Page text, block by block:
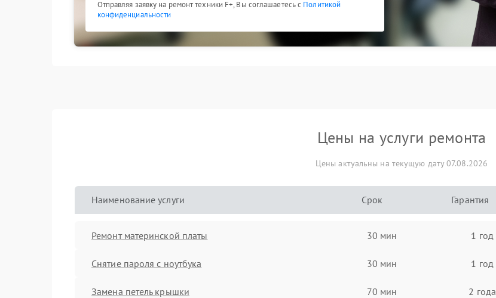
Отправляя заявку на ремонт техники F+, Вы соглашаетесь с Политикой
конфиденциальности
Цены на услуги ремонта
Цены актуальны на текущую дату 07.08.2026
Наименование услуги Срок Гарантия
Ремонт материнской платы 30 мин 1 год
Снятие пароля с ноутбука 30 мин 1 год
Замена петель крышки 70 мин 2 года